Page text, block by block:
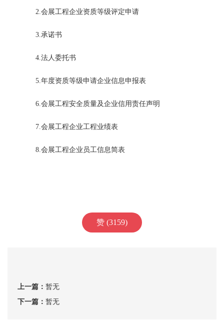
2.会展工程企业资质等级评定申请
3.承诺书
4.法人委托书
5.年度资质等级申请企业信息申报表
6.会展工程安全质量及企业信用责任声明
7.会展工程企业工程业绩表
8.会展工程企业员工信息简表
赞 (3159)
上一篇： 暂无
下一篇： 暂无